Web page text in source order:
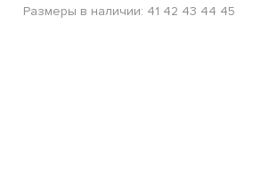
Размеры в наличии: 41 42 43 44 45